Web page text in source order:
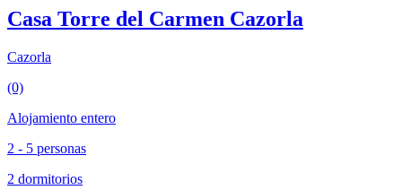
Casa Torre del Carmen Cazorla
Cazorla
(0)
Alojamiento entero
2 - 5 personas
2 dormitorios